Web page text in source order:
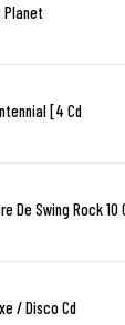
Planet
[4 Cd
De Swing Rock 10
/ Disco Cd